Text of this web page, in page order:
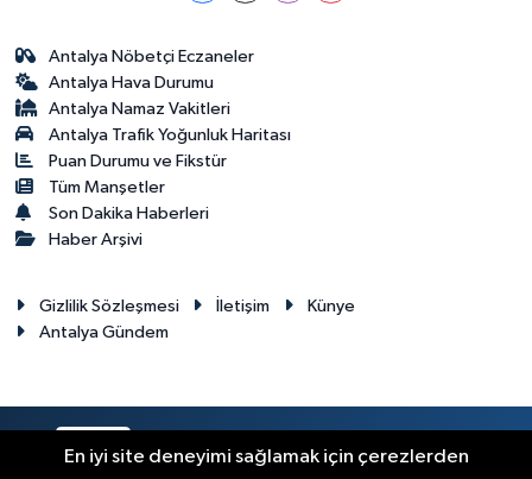
Antalya Nöbetçi Eczaneler
Antalya Hava Durumu
Antalya Namaz Vakitleri
Antalya Trafik Yoğunluk Haritası
Puan Durumu ve Fikstür
Tüm Manşetler
Son Dakika Haberleri
Haber Arşivi
Gizlilik Sözleşmesi İletişim
Künye
Antalya Gündem
En iyi site deneyimi sağlamak için çerezlerden